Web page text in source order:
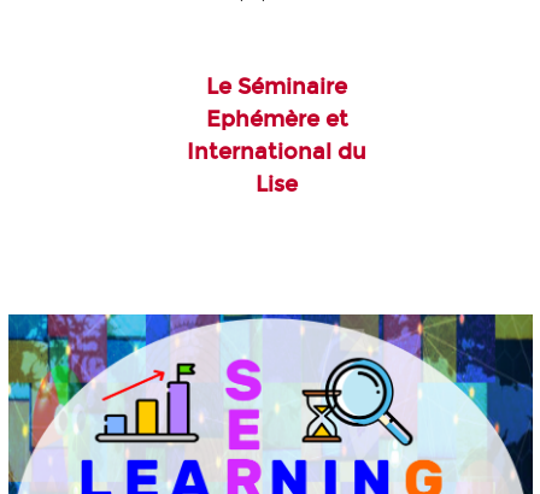
Le Séminaire
Ephémère et
International du
Lise